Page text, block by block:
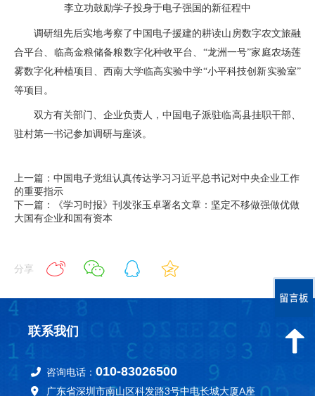
李立功鼓励学子投身于电子强国的新征程中
调研组先后实地考察了中国电子援建的耕读山房数字农文旅融
合平台、临高金粮储备粮数字化种收平台、“龙洲一号”家庭农场莲
雾数字化种植项目、西南大学临高实验中学“小平科技创新实验室”
等项目。
双方有关部门、企业负责人，中国电子派驻临高县挂职干部、
驻村第一书记参加调研与座谈。
上一篇：中国电子党组认真传达学习习近平总书记对中央企业工作
的重要指示
下一篇：《学习时报》刊发张玉卓署名文章：坚定不移做强做优做
大国有企业和国有资本
分享
联系我们
咨询电话： 010-83026500
广东省深圳市南山区科发路3号中电长城大厦A座